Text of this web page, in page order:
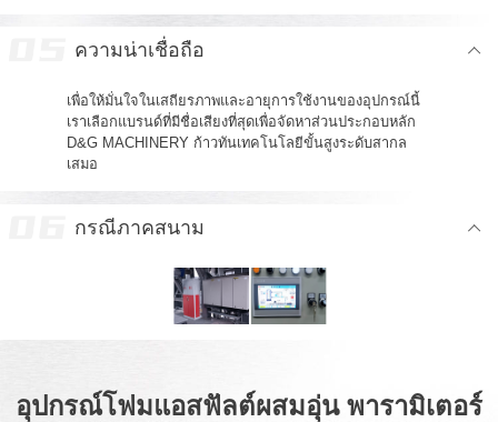
ความน่าเชื่อถือ
เพื่อให้มั่นใจในเสถียรภาพและอายุการใช้งานของอุปกรณ์นี้
เราเลือกแบรนด์ที่มีชื่อเสียงที่สุดเพื่อจัดหาส่วนประกอบหลัก
D&G MACHINERY ก้าวทันเทคโนโลยีขั้นสูงระดับสากล
เสมอ
กรณีภาคสนาม
อุปกรณ์โฟมแอสฟัลต์ผสมอุ่น พารามิเตอร์